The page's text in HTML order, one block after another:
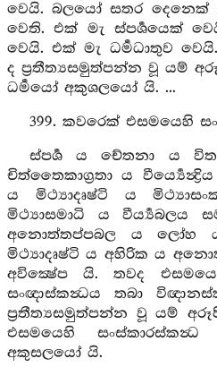
වෙයි. බලයෝ සතර දෙනෙක්
වෙති. එක් මැ ස්පර්‍ශයෙක්
වෙයි. එක් මැ ධර්‍මධාතුව
ද ප්‍රතීත්‍යසමුත්පන්න වූ යම්
ධර්‍මයෝ අකුශලයෝ යි. ...
399. කවරෙක් එසමයෙහි
ස්පර්‍ශ ය චේතනා ය
චිත්තෛකාග්‍රතා ය
ය මිථ්‍යාදෘෂ්ටි ය
මිථ්‍යාසමාධි ය වීර්‍ය්‍යබලය
අනොත්තප්පබල ය ලෝහ
මිථ්‍යාදෘෂ්ටි ය අහිරික ය
අවික්‍ෂේප යි. තවද
සංඥාස්කන්‍ධය තබා
ප්‍රතීත්‍යසමුත්පන්න වූ යම්
එසමයෙහි
අකුසලයෝ යි.